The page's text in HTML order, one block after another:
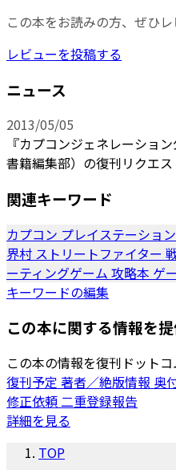
この本をお読みの方、ぜひ
レビューを投稿する
ニュース
2013/05/05
『カプコンジェネレーショ
書籍編集部）の復刊リクエス
関連キーワード
カプコン プレイステーション
界村 ストリートファイター
ーティングゲーム 攻略本 ゲ
キーワードの編集
この本に関する情報を
この本の情報を復刊ドット
復刊予定 著者／絶版情報 奥
修正依頼二重登録報告
詳細を見る
TOP